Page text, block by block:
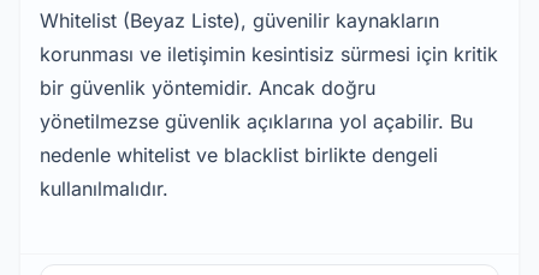
Whitelist (Beyaz Liste), güvenilir kaynakların
korunması ve iletişimin kesintisiz sürmesi için kritik
bir güvenlik yöntemidir. Ancak doğru
yönetilmezse güvenlik açıklarına yol açabilir. Bu
nedenle whitelist ve blacklist birlikte dengeli
kullanılmalıdır.